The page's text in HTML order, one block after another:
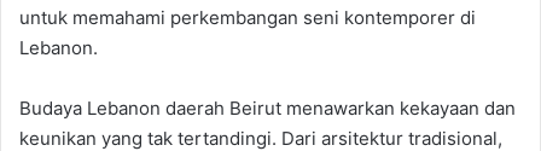
untuk memahami perkembangan seni kontemporer di
Lebanon.
Budaya Lebanon daerah Beirut menawarkan kekayaan dan
keunikan yang tak tertandingi. Dari arsitektur tradisional,